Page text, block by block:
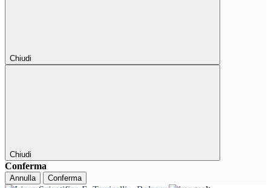
Chiudi
Chiudi
Conferma
Annulla Conferma